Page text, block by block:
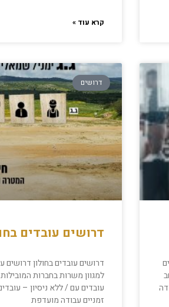
קרא עוד »
דרושים
דרושים עובדים
דרושים עובדים בחולון דרושים
למגוון משרות בחברות
עובדים עם / ללא ניסיון –
זמניים עבודה מועדפת